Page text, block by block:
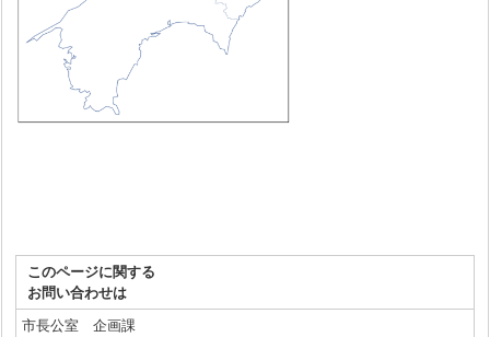
このページに関する
お問い合わせは
市長公室 企画課